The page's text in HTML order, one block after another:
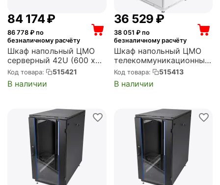
84 174₽
86 778 ₽ по
безналичному расчёту
Шкаф напольный ЦМО
серверный 42U (600 х
1200) дверь
перфорированная,
задние двойные
М-42.6.12-48АА)
Код товара: 515421
В наличии
36 529 ₽
38 051 ₽ по
безналичному расчёту
Шкаф напольный ЦМО
телекоммуникационный
24U (600 x 600) дверь
металл (ШТК-М-24.6.6-
3ААА)
Код товара: 515413
В наличии